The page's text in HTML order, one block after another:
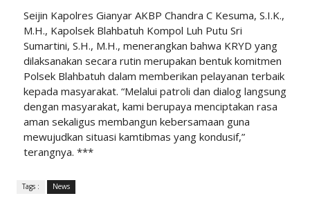
Seijin Kapolres Gianyar AKBP Chandra C Kesuma, S.I.K.,
M.H., Kapolsek Blahbatuh Kompol Luh Putu Sri
Sumartini, S.H., M.H., menerangkan bahwa KRYD yang
dilaksanakan secara rutin merupakan bentuk komitmen
Polsek Blahbatuh dalam memberikan pelayanan terbaik
kepada masyarakat. “Melalui patroli dan dialog langsung
dengan masyarakat, kami berupaya menciptakan rasa
aman sekaligus membangun kebersamaan guna
mewujudkan situasi kamtibmas yang kondusif,”
terangnya. ***
Tags : News